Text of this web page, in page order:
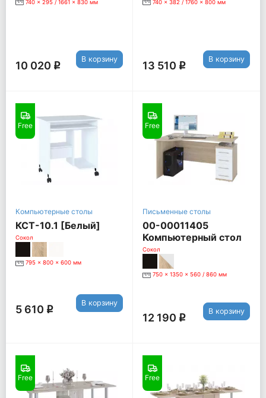
740 x 295 / 1661 x 830 мм
10 020 q
В корзину
740 x 382 / 1760 x 800 мм
13 510 q
В корзину
Free
Компьютерные столы
КСТ-10.1 [Белый]
Сокол
795 x 800 x 600 мм
5 610 q
В корзину
Free
Письменные столы
00-00011405
Компьютерный стол
КСТ-104, Правый, дуб
сонома / белый
Сокол
750 x 1350 x 560 / 860 мм
12 190 q
В корзину
Free Free